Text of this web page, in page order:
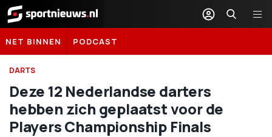
Sportnieuws.nl
NET BINNEN PODCAST
DARTS
Deze 12 Nederlandse darters
hebben zich geplaatst voor de
Players Championship Finals